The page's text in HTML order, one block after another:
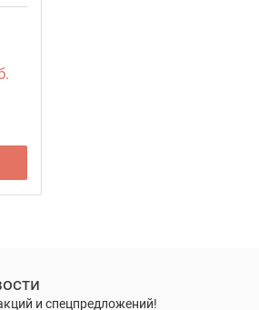
и спецпредложений!